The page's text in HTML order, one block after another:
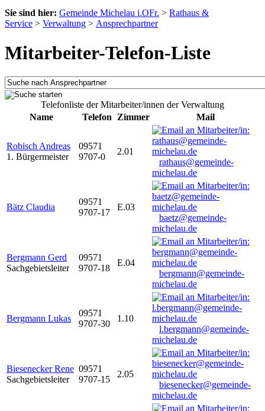
Sie sind hier: Gemeinde Michelau i.OFr. > Rathaus &
Service > Verwaltung > Ansprechpartner
Mitarbeiter-Telefon-Liste
Telefonliste der Mitarbeiter/innen der Verwaltung
Name
Telefon Zimmer Mail
Robisch Andreas
1. Bürgermeister
09571
9707-0
2.01
rathaus@gemeinde-
michelau.de
Bätz Claudia
09571
9707-17
E.03
baetz@gemeinde-
michelau.de
Bergmann Gerd
Sachgebietsleiter
09571
9707-18
E.04
bergmann@gemeinde-
michelau.de
Bergmann Lukas
09571
9707-30
1.10
l.bergmann@gemeinde-
michelau.de
Biesenecker Rene
Sachgebietsleiter
09571
9707-15
2.05
biesenecker@gemeinde-
michelau.de